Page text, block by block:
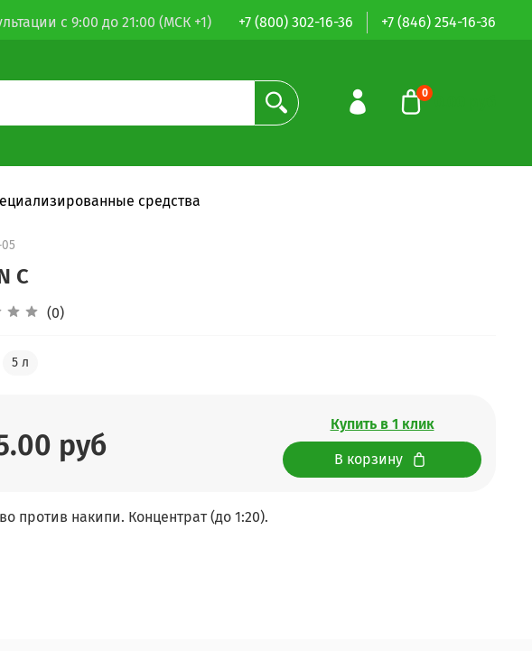
с 9:00 до 21:00 (МСК +1) +7 (800) 302-16-36 +7 (846) 254-16-36
0
средства
C
(0)
5 л
руб
Купить в 1 клик
В корзину
против накипи. Концентрат (до 1:20).